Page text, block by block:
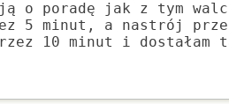
ją o poradę jak z tym
5 minut, a nastrój
10 minut i dostałam